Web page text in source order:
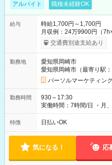
アルバイト 職種未経験OK
給与
時給1,700円～1,700円
月収例：24万9900円（7h×21日) 日払い、週払
り） 【試用期間】試用期
交通費別途支給あり
勤務地
愛知県岡崎市
愛知県岡崎市（最寄り駅：
パーソルマーケティン
勤務時間
930～17:30
実働時間：7時間/日 ・月
は固定休です／夏季、年
フト！ 残業ほぼナシ（0～
特徴 日払いOK
気になる！ 応